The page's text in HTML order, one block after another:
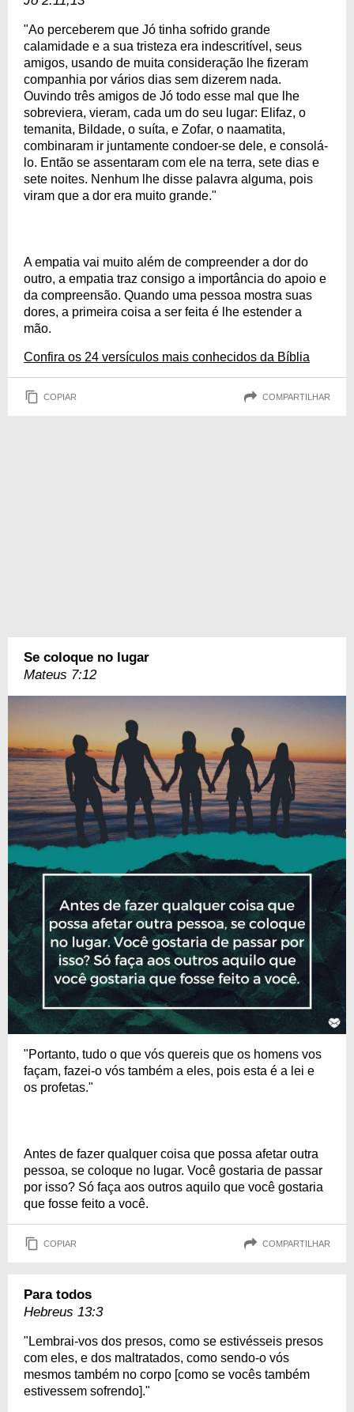
"Ao perceberem que Jó tinha sofrido grande
calamidade e a sua tristeza era indescritível, seus
amigos, usando de muita consideração lhe fizeram
companhia por vários dias sem dizerem nada.
Ouvindo três amigos de Jó todo esse mal que lhe
sobreviera, vieram, cada um do seu lugar: Elifaz, o
temanita, Bildade, o suíta, e Zofar, o naamatita,
combinaram ir juntamente condoer-se dele, e consolá-
lo. Então se assentaram com ele na terra, sete dias e
sete noites. Nenhum lhe disse palavra alguma, pois
viram que a dor era muito grande."
A empatia vai muito além de compreender a dor do
outro, a empatia traz consigo a importância do apoio e
da compreensão. Quando uma pessoa mostra suas
dores, a primeira coisa a ser feita é lhe estender a
mão.
Confira os 24 versículos mais conhecidos da Bíblia
COPIAR COMPARTILHAR
Se coloque no lugar
Mateus 7:12
"Portanto, tudo o que vós quereis que os homens vos
façam, fazei-o vós também a eles, pois esta é a lei e
os profetas."
Antes de fazer qualquer coisa que possa afetar outra
pessoa, se coloque no lugar. Você gostaria de passar
por isso? Só faça aos outros aquilo que você gostaria
que fosse feito a você.
COPIAR COMPARTILHAR
Para todos
Hebreus 13:3
"Lembrai-vos dos presos, como se estivésseis presos
com eles, e dos maltratados, como sendo-o vós
mesmos também no corpo [como se vocês também
estivessem sofrendo]."